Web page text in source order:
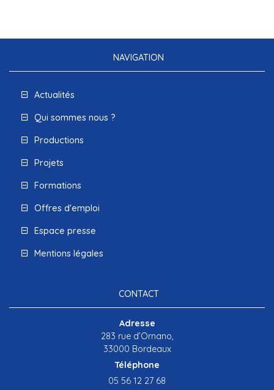
NAVIGATION
Actualités
Qui sommes nous ?
Productions
Projets
Formations
Offres d'emploi
Espace presse
Mentions légales
CONTACT
Adresse
283 rue d’Ornano,
33000 Bordeaux
Téléphone
05 56 12 27 68